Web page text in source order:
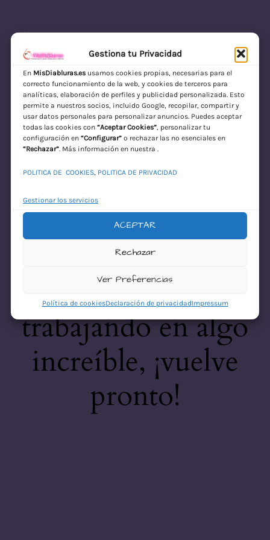
Gestiona tu Privacidad
En MisDiabluras.esusamos cookies propias, necesarias para el
correcto funcionamiento de la web, y cookies de terceros para
analíticas, elaboración de perfiles y publicidad personalizada. Esto
permite a nuestros socios, incluido Google, recopilar, compartir y
usar datos personales para personalizar anuncios. Puedes aceptar
todas las cookies con “Aceptar Cookies”, personalizar tu
configuración en “Configurar”o rechazar las no esenciales en
“Rechazar”. Más información en nuestra .
POLITICA DE COOKIES, POLITICA DE PRIVACIDAD
Gestionar los servicios
ACEPTAR
Rechazar
Ver Preferencias
Política de cookiesDeclaración de privacidadImpressum
MisDiabluras | Sexshop Online con Envío
Discreto en España
Acceder
¡Disculpa este
desastre! Estamos
trabajando en algo
increíble, ¡vuelve
pronto!